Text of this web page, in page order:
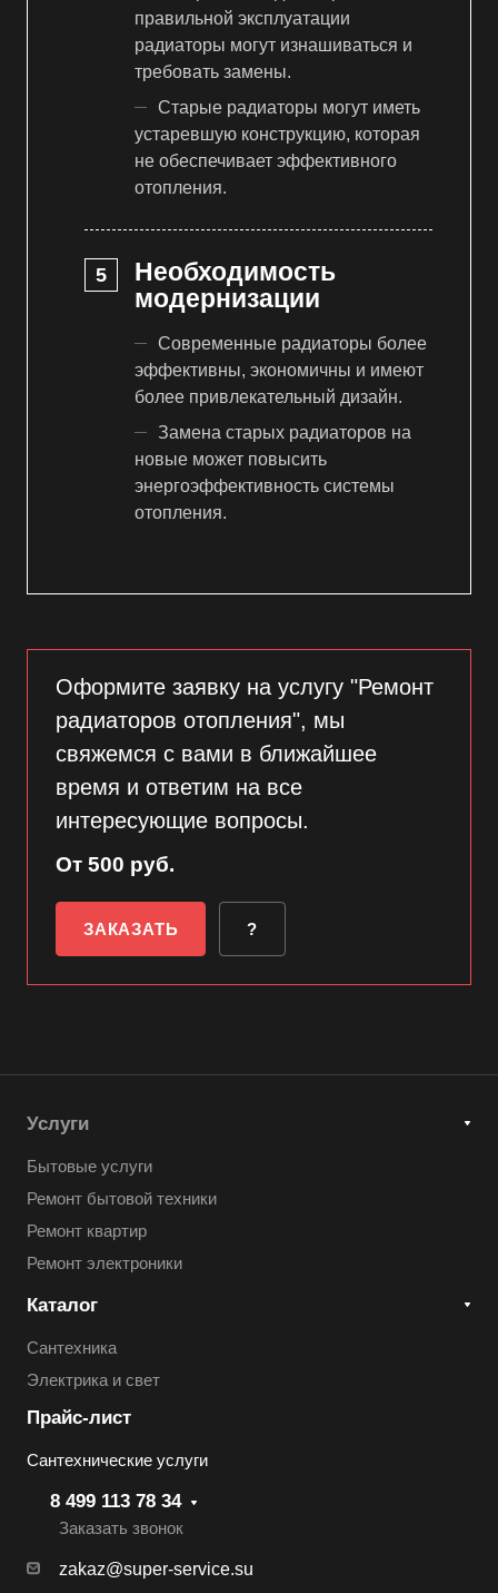
правильной эксплуатации
радиаторы могут изнашиваться и
требовать замены.
Старые радиаторы могут иметь
устаревшую конструкцию, которая
не обеспечивает эффективного
отопления.
Необходимость
модернизации
Современные радиаторы более
эффективны, экономичны и имеют
более привлекательный дизайн.
Замена старых радиаторов на
новые может повысить
энергоэффективность системы
отопления.
Оформите заявку на услугу "Ремонт
радиаторов отопления", мы
свяжемся с вами в ближайшее
время и ответим на все
интересующие вопросы.
От 500 руб.
ЗАКАЗАТЬ ?
Услуги
Бытовые услуги
Ремонт бытовой техники
Ремонт квартир
Ремонт электроники
Каталог
Сантехника
Электрика и свет
Прайс-лист
Сантехнические услуги
8 499 113 78 34
Заказать звонок
zakaz@super-service.su